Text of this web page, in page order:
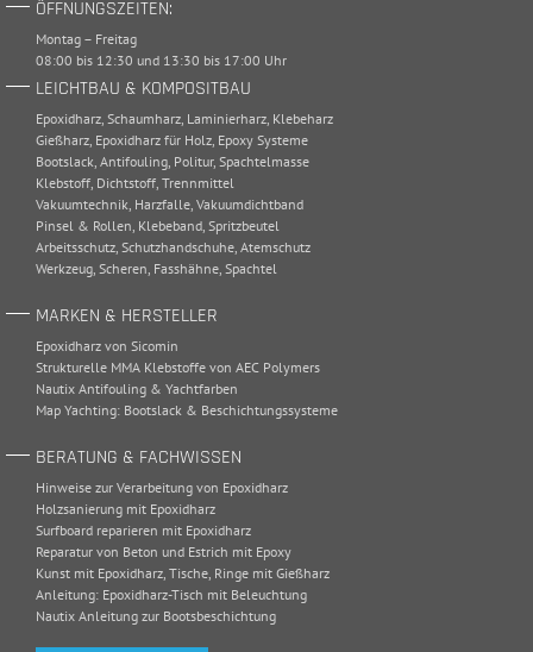
ÖFFNUNGSZEITEN:
Montag – Freitag
08:00 bis 12:30 und 13:30 bis 17:00 Uhr
LEICHTBAU & KOMPOSITBAU
Epoxidharz Schaumharz Laminierharz Klebeharz
Gießharz Epoxidharz für Holz Epoxy Systeme
Bootslack Antifouling Politur, Spachtelmasse
Klebstoff Dichtstoff Trennmittel
Vakuumtechnik Harzfalle Vakuumdichtband
Pinsel & Rollen Klebeband Spritzbeutel
Arbeitsschutz Schutzhandschuhe Atemschutz
Werkzeug Scheren Fasshähne Spachtel
MARKEN & HERSTELLER
Epoxidharz von Sicomin
Strukturelle MMA Klebstoffe von AEC Polymers
Nautix Antifouling & Yachtfarben
Map Yachting: Bootslack & Beschichtungssysteme
BERATUNG & FACHWISSEN
Hinweise zur Verarbeitung von Epoxidharz
Holzsanierung mit Epoxidharz
Surfboard reparieren mit Epoxidharz
Reparatur von Beton und Estrich mit Epoxy
Kunst mit Epoxidharz, Tische, Ringe mit Gießharz
Anleitung: Epoxidharz-Tisch mit Beleuchtung
Nautix Anleitung zur Bootsbeschichtung